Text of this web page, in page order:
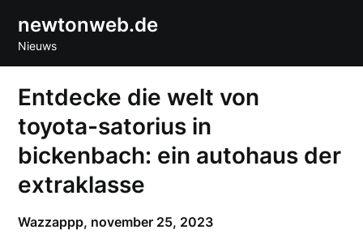
content
newtonweb.de
Nieuws
Entdecke die welt von
toyota-satorius in
bickenbach: ein autohaus der
extraklasse
Wazzappp, november 25, 2023